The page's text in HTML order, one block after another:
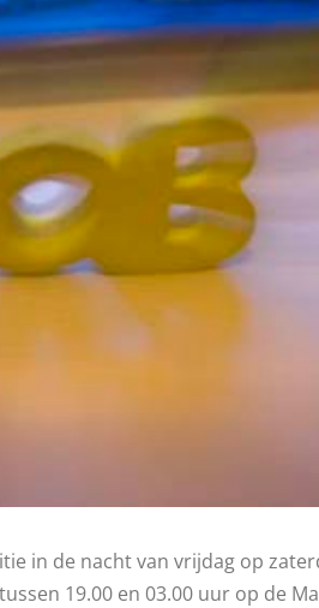
in de nacht van vrijdag op
19.00 en 03.00 uur op de